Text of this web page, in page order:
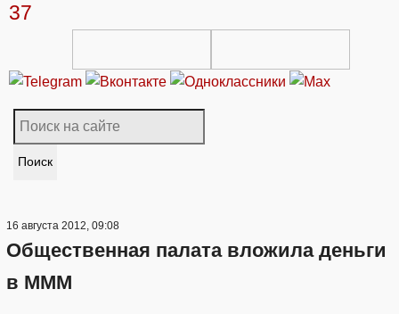
37
Поиск
16 августа 2012, 09:08
Общественная палата вложила деньги
в МММ